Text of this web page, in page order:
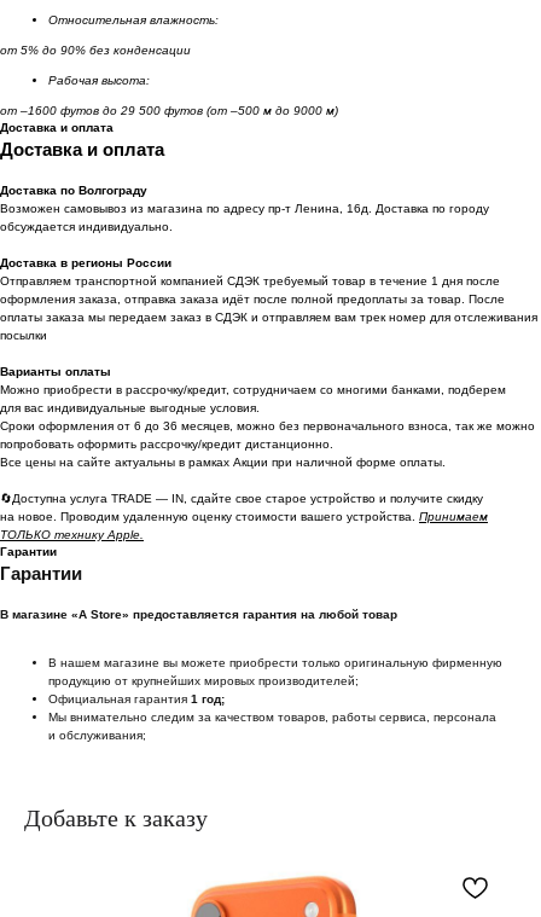
Относительная влажность:
от 5% до 90% без конденсации
Рабочая высота:
от –1600 футов до 29 500 футов (от –500 м до 9000 м)
Доставка и оплата
Доставка и оплата
Доставка по Волгограду
Возможен самовывоз из магазина по адресу пр-т Ленина, 16д. Доставка по городу
обсуждается индивидуально.
Доставка в регионы России
Отправляем транспортной компанией СДЭК требуемый товар в течение 1 дня после
оформления заказа, отправка заказа идёт после полной предоплаты за товар. После
оплаты заказа мы передаем заказ в СДЭК и отправляем вам трек номер для отслеживания
посылки
Варианты оплаты
Можно приoбрести в рассрочку/кредит, сотрудничаем со многими банками, подберем
для вас индивидуальные выгодные условия.
Сроки оформления от 6 до 36 месяцев, можно без первоначального взноса, так же можно
попробовать оформить рассрочку/кредит дистанционно.
Все цены на сайте актуальны в рамках Акции при наличной форме оплаты.
🔄Доступна услуга TRADE — IN, сдайте свое старое устройство и получите скидку
на новое. Проводим удаленную оценку стоимости вашего устройства. Принимаем
ТОЛЬКО технику Apple.
Гарантии
Гарантии
В магазине «A Store» предоставляется гарантия на любой товар
В нашем магазине вы можете приобрести только оригинальную фирменную
продукцию от крупнейших мировых производителей;
Официальная гарантия 1 год;
Мы внимательно следим за качеством товаров, работы сервиса, персонала
и обслуживания;
Добавьте к заказу